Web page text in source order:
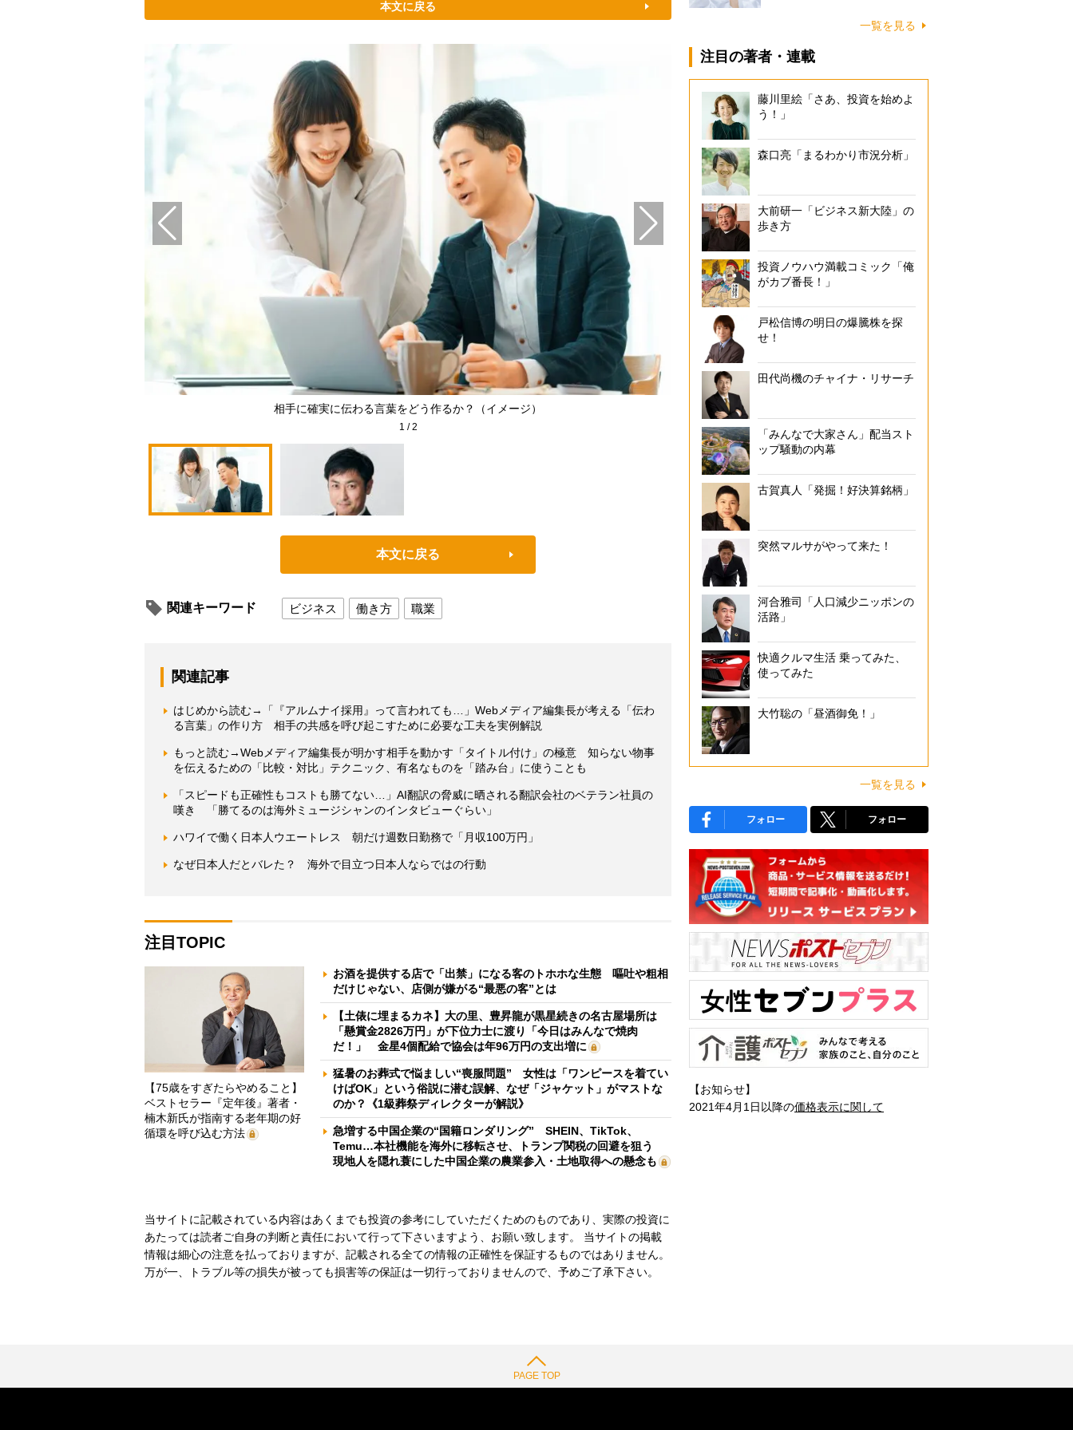
本文に戻る
相手に確実に伝わる言葉をどう作るか？（イメージ） 『22文字で、ふつうの「ちくわ」をトレンドにしてください』著
1 /2
本文に戻る
関連キーワード ビジネス 働き方 職業
関連記事
はじめから読む→「『アルムナイ採用』って言われても…」Webメディア編集長が考える「伝わ
る言葉」の作り方 相手の共感を呼び起こすために必要な工夫を実例解説
もっと読む→Webメディア編集長が明かす相手を動かす「タイトル付け」の極意 知らない物事
を伝えるための「比較・対比」テクニック、有名なものを「踏み台」に使うことも
「スピードも正確性もコストも勝てない…」AI翻訳の脅威に晒される翻訳会社のベテラン社員の
嘆き 「勝てるのは海外ミュージシャンのインタビューぐらい」
ハワイで働く日本人ウエートレス 朝だけ週数日勤務で「月収100万円」
なぜ日本人だとバレた？ 海外で目立つ日本人ならではの行動
注目TOPIC
【75歳をすぎたらやめること】
ベストセラー『定年後』著者・
楠木新氏が指南する老年期の好
循環を呼び込む方法
お酒を提供する店で「出禁」になる客のトホホな生態 嘔吐や粗相
だけじゃない、店側が嫌がる“最悪の客”とは
【土俵に埋まるカネ】大の里、豊昇龍が黒星続きの名古屋場所は
「懸賞金2826万円」が下位力士に渡り「今日はみんなで焼肉
だ！」 金星4個配給で協会は年96万円の支出増に
猛暑のお葬式で悩ましい“喪服問題” 女性は「ワンピースを着てい
けばOK」という俗説に潜む誤解、なぜ「ジャケット」がマストな
のか？《1級葬祭ディレクターが解説》
急増する中国企業の“国籍ロンダリング” SHEIN、TikTok、
Temu…本社機能を海外に移転させ、トランプ関税の回避を狙う
現地人を隠れ蓑にした中国企業の農業参入・土地取得への懸念も
当サイトに記載されている内容はあくまでも投資の参考にしていただくためのものであり、実際の投資に
あたっては読者ご自身の判断と責任において行って下さいますよう、お願い致します。 当サイトの掲載
情報は細心の注意を払っておりますが、記載される全ての情報の正確性を保証するものではありません。
万が一、トラブル等の損失が被っても損害等の保証は一切行っておりませんので、予めご了承下さい。
一覧を見る
注目の著者・連載
藤川里絵「さあ、投資を始めよ
う！」
森口亮「まるわかり市況分析」
大前研一「ビジネス新大陸」の
歩き方
投資ノウハウ満載コミック「俺
がカブ番長！」
戸松信博の明日の爆騰株を探
せ！
田代尚機のチャイナ・リサーチ
「みんなで大家さん」配当スト
ップ騒動の内幕
古賀真人「発掘！好決算銘柄」
突然マルサがやって来た！
河合雅司「人口減少ニッポンの
活路」
快適クルマ生活 乗ってみた、
使ってみた
大竹聡の「昼酒御免！」
一覧を見る
フォロー フォロー
【お知らせ】
2021年4月1日以降の価格表示に関して
PAGE TOP